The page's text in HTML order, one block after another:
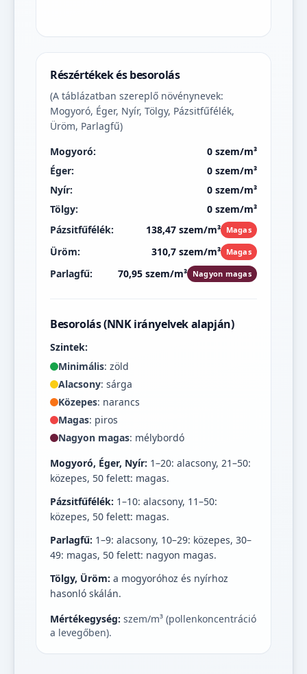
Részértékek és besorolás
(A táblázatban szereplő növénynevek:
Mogyoró, Éger, Nyír, Tölgy, Pázsitfűfélék,
Üröm, Parlagfű)
Mogyoró:
0 szem/m³
Éger:
0 szem/m³
Nyír:
0 szem/m³
Tölgy:
0 szem/m³
Pázsitfűfélék:
138,47 szem/m³ Magas
Üröm: 310,7 szem/m³ Magas
Parlagfű: 70,95 szem/m³ Nagyon magas
Besorolás (NNK irányelvek alapján)
Szintek:
Minimális: zöld
Alacsony: sárga
Közepes: narancs
Magas: piros
Nagyon magas: mélybordó
Mogyoró, Éger, Nyír: 1–20: alacsony, 21–50:
közepes, 50 felett: magas.
Pázsitfűfélék: 1–10: alacsony, 11–50:
közepes, 50 felett: magas.
Parlagfű: 1–9: alacsony, 10–29: közepes, 30–
49: magas, 50 felett: nagyon magas.
Tölgy, Üröm: a mogyoróhoz és nyírhoz
hasonló skálán.
Mértékegység: szem/m³ (pollenkoncentráció
a levegőben).